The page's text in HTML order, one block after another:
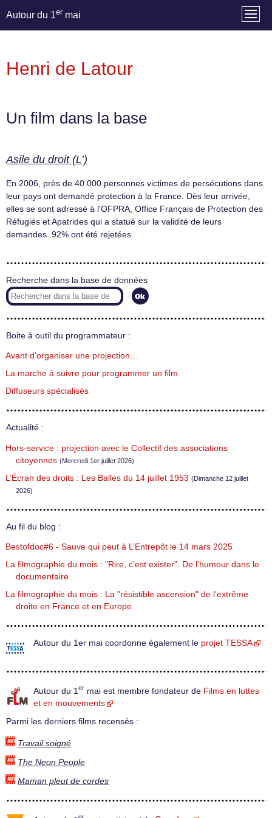
Autour du 1er mai
Henri de Latour
Un film dans la base
Asile du droit (L’)
En 2006, près de 40 000 personnes victimes de persécutions dans
leur pays ont demandé protection à la France. Dès leur arrivée,
elles se sont adressé à l’OFPRA, Office Français de Protection des
Réfugiés et Apatrides qui a statué sur la validité de leurs
demandes. 92% ont été rejetées.
Recherche dans la base de données
Boite à outil du programmateur :
Avant d’organiser une projection…
La marche à suivre pour programmer un film
Diffuseurs spécialisés
Actualité :
Hors-service : projection avec le Collectif des associations
citoyennes (Mercredi 1er juillet 2026)
L’Écran des droits : Les Balles du 14 juillet 1953 (Dimanche 12 juillet
2026)
Au fil du blog :
Bestofdoc#6 - Sauve qui peut à L’Entrepôt le 14 mars 2025
La filmographie du mois : "Rire, c’est exister". De l’humour dans le
documentaire
La filmographie du mois : La "résistible ascension" de l’extrême
droite en France et en Europe
Autour du 1er mai coordonne également le projet TESSA
Autour du 1 er mai est membre fondateur de Films en luttes
et en mouvements
Parmi les derniers films recensés :
Travail soigné
The Neon People
Maman pleut de cordes
er